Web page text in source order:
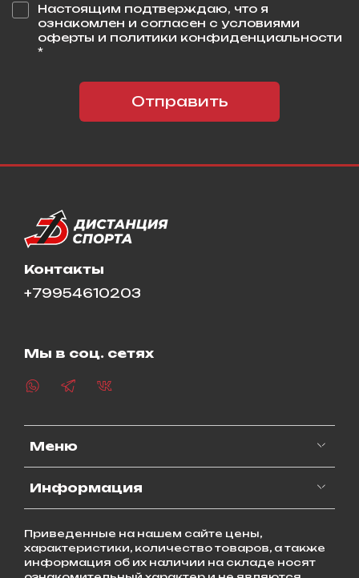
Настоящим подтверждаю, что я
ознакомлен и согласен с условиями
оферты и политики конфиденциальности
*
Отправить
Меню
Информация
Контакты
+79954610203
Мы в соц. сетях
Приведенные на нашем сайте цены,
характеристики, количество товаров, а также
информация об их наличии на складе носят